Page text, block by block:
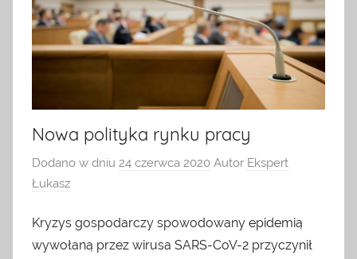
Nowa polityka rynku pracy
Dodano w dniu 24 czerwca 2020 Autor Ekspert
Łukasz
Kryzys gospodarczy spowodowany epidemią
wywołaną przez wirusa SARS-CoV-2 przyczynił